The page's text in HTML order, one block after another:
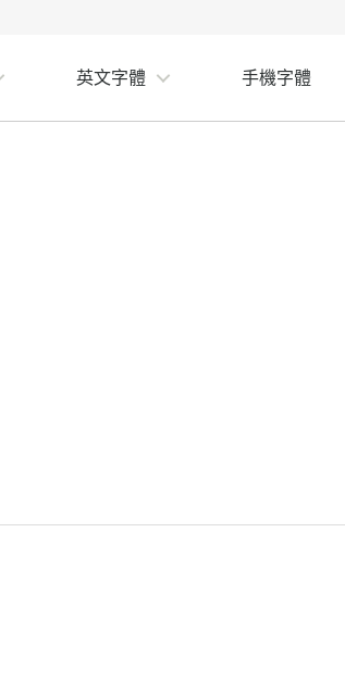
英文字體 手機字體